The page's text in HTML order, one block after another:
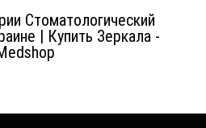
Стоматологический
| Купить Зеркала -